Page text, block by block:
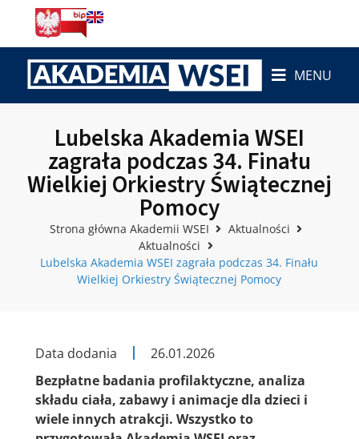
MENU
Lubelska Akademia WSEI
zagrała podczas 34. Finału
Wielkiej Orkiestry Świątecznej
Pomocy
Strona główna Akademii WSEI
Aktualności
Aktualności
Lubelska Akademia WSEI zagrała podczas 34. Finału
Wielkiej Orkiestry Świątecznej Pomocy
Data dodania
26.01.2026
Bezpłatne badania profilaktyczne, analiza
składu ciała, zabawy i animacje dla dzieci i
wiele innych atrakcji. Wszystko to